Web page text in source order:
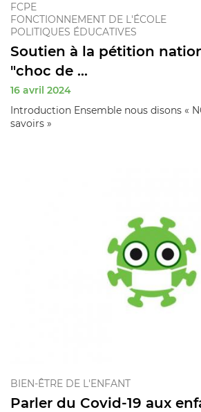
FCPE
FONCTIONNEMENT DE L'ÉCOLE
POLITIQUES ÉDUCATIVES
Soutien à la pétition
"choc de ...
16 avril 2024
Introduction Ensemble nous disons «
savoirs »
BIEN-ÊTRE DE L'ENFANT
Parler du Covid-19 aux